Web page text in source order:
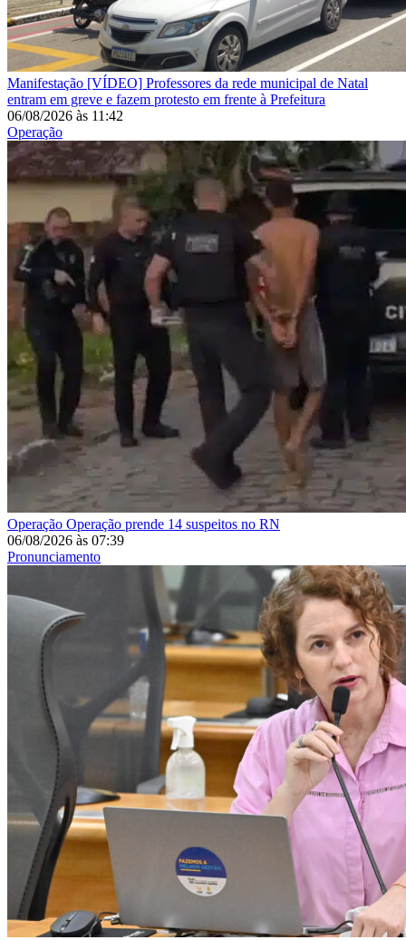
Manifestação [VÍDEO] Professores da rede municipal de Natal
entram em greve e fazem protesto em frente à Prefeitura
06/08/2026 às 11:42
Operação
Operação Operação prende 14 suspeitos no RN
06/08/2026 às 07:39
Pronunciamento